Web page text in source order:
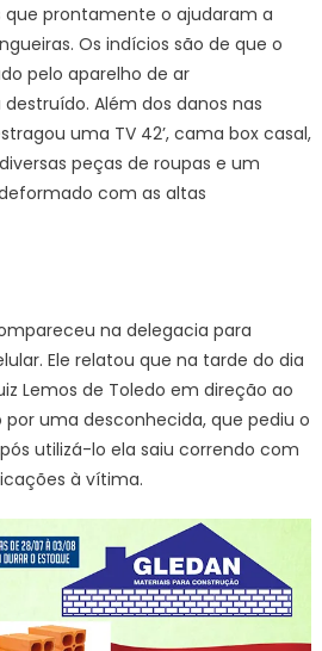
que prontamente o ajudaram a
Os indícios são de que o
pelo aparelho de ar
Além dos danos nas
uma TV 42’, cama box casal,
peças de roupas e um
com as altas
na delegacia para
Ele relatou que na tarde do dia
Lemos de Toledo em direção ao
uma desconhecida, que pediu o
utilizá-lo ela saiu correndo com
à vítima.